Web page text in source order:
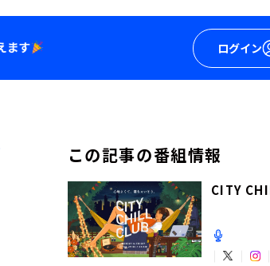
ログイン
この記事の番組情報
CITY